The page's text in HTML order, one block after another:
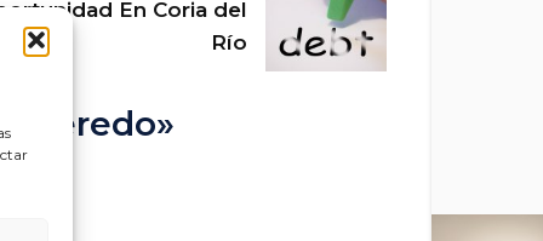
En Coria del
Río